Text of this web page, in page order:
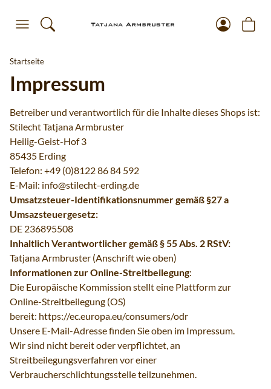
Startseite
Impressum
Betreiber und verantwortlich für die Inhalte dieses Shops ist:
Stilecht Tatjana Armbruster
Heilig-Geist-Hof 3
85435 Erding
Telefon: +49 (0)8122 86 84 592
E-Mail: info@stilecht-erding.de
Umsatzsteuer-Identifikationsnummer gemäß §27 a
Umsazsteuergesetz:
DE 236895508
Inhaltlich Verantwortlicher gemäß § 55 Abs. 2 RStV:
Tatjana Armbruster (Anschrift wie oben)
Informationen zur Online-Streitbeilegung:
Die Europäische Kommission stellt eine Plattform zur
Online-Streitbeilegung (OS)
bereit: https://ec.europa.eu/consumers/odr
Unsere E-Mail-Adresse finden Sie oben im Impressum.
Wir sind nicht bereit oder verpflichtet, an
Streitbeilegungsverfahren vor einer
Verbraucherschlichtungsstelle teilzunehmen.